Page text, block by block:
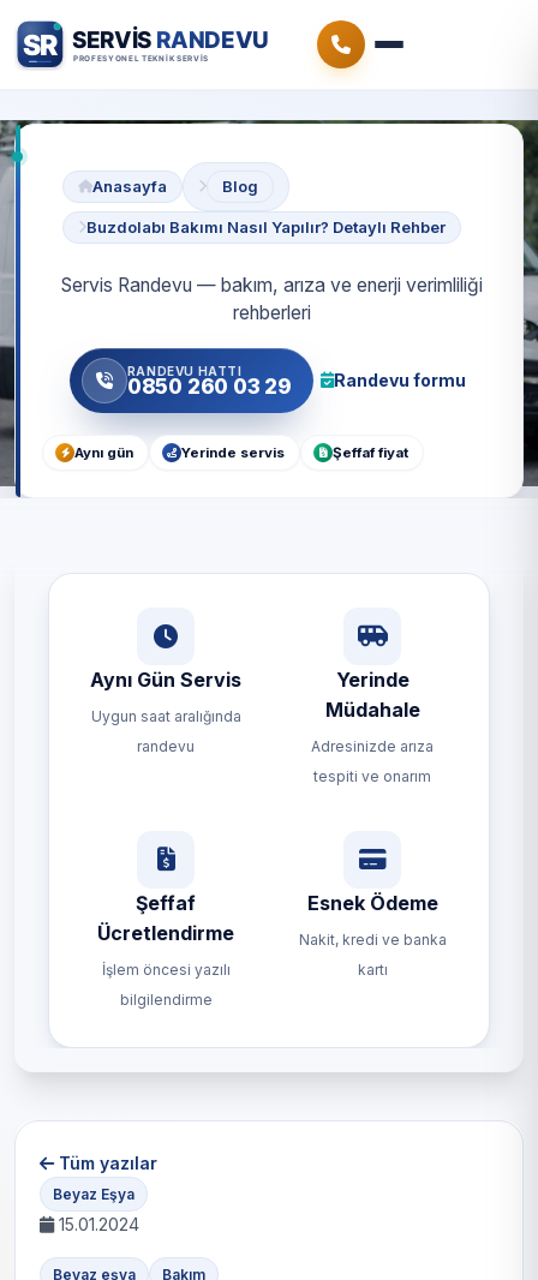
Anasayfa Blog
Buzdolabı Bakımı Nasıl Yapılır? Detaylı Rehber
Servis Randevu — bakım, arıza ve enerji verimliliği
rehberleri
RANDEVU HATTI
0850 260 03 29 Randevu formu
Aynı gün Yerinde servis Şeffaf fiyat
Aynı Gün Servis
Uygun saat aralığında
randevu
Yerinde
Müdahale
Adresinizde arıza
tespiti ve onarım
Şeffaf
Ücretlendirme
İşlem öncesi yazılı
bilgilendirme
Esnek Ödeme
Nakit, kredi ve banka
kartı
Tüm yazılar
Beyaz Eşya
15.01.2024
Beyaz eşya Bakım